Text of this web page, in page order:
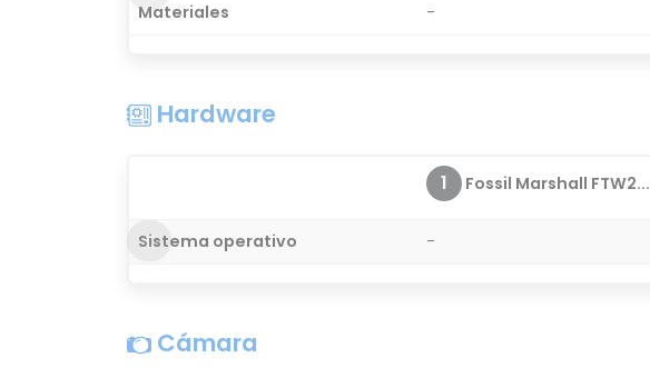
Materiales
-
Hardware
1 Fossil Marshall FTW2...
Sistema operativo -
Cámara